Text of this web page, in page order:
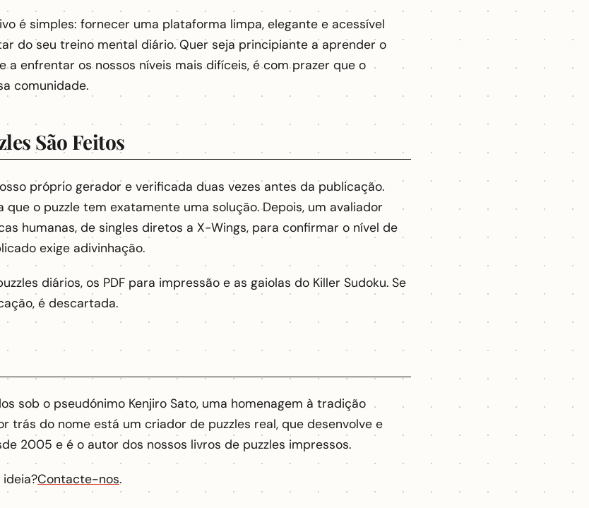
é simples: fornecer uma plataforma limpa, elegante e acessível
do seu treino mental diário. Quer seja principiante a aprender o
a enfrentar os nossos níveis mais difíceis, é com prazer que o
comunidade.
São Feitos
próprio gerador e verificada duas vezes antes da publicação.
que o puzzle tem exatamente uma solução. Depois, um avaliador
humanas, de singles diretos a X-Wings, para confirmar o nível de
exige adivinhação.
diários, os PDF para impressão e as gaiolas do Killer Sudoku. Se
é descartada.
sob o pseudónimo Kenjiro Sato, uma homenagem à tradição
trás do nome está um criador de puzzles real, que desenvolve e
2005 e é o autor dos nossos livros de puzzles impressos.
Contacte-nos.